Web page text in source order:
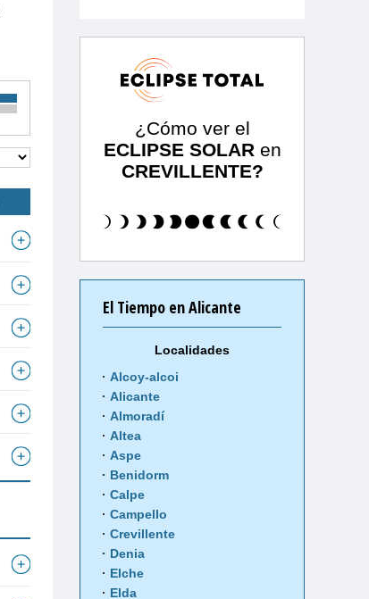
¿Cómo ver el
ECLIPSE SOLAR en
CREVILLENTE?
El Tiempo en Alicante
Localidades
Alcoy-alcoi
Alicante
Almoradí
Altea
Aspe
Benidorm
Calpe
Campello
Crevillente
Denia
Elche
Elda